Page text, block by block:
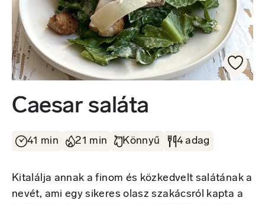
Caesar saláta
41 min 21 min Könnyű 4 adag
Kitalálja annak a finom és közkedvelt salátának a
nevét, ami egy sikeres olasz szakácsról kapta a